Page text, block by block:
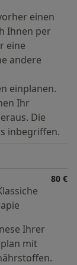
einen
Ihnen per
eine
andere
einplanen.
Ihr
Die
inbegriffen.
80 €
Ihrer
mit